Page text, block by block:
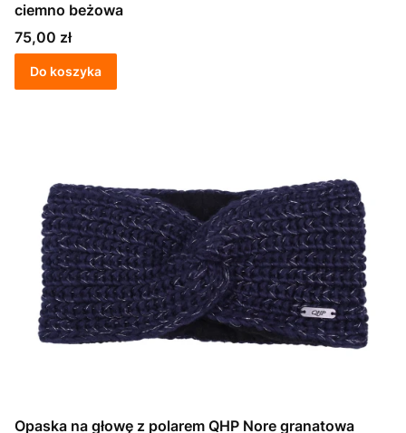
ciemno beżowa
Cena
75,00 zł
Do koszyka
Opaska na głowę z polarem QHP Nore granatowa